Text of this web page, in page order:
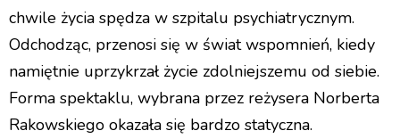
RECENZJE SPEKTAKLI
chwile życia spędza w szpitalu psychiatrycznym.
Odchodząc, przenosi się w świat wspomnień, kiedy
namiętnie uprzykrzał życie zdolniejszemu od siebie.
Forma spektaklu, wybrana przez reżysera Norberta
Rakowskiego okazała się bardzo statyczna.